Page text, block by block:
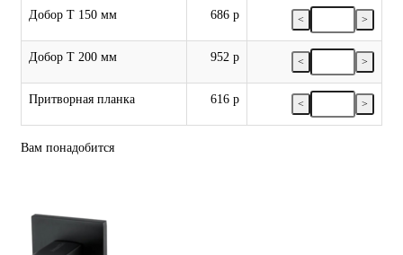
Добор Т 150 мм 686 р < >
Добор Т 200 мм 952 р < >
Притворная планка 616 р < >
Вам понадобится